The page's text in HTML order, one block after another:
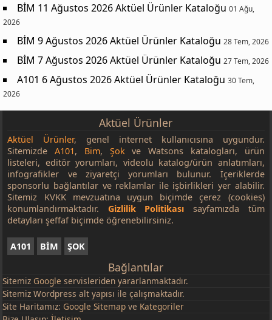
BİM 11 Ağustos 2026 Aktüel Ürünler Kataloğu 01 Ağu,
2026
BİM 9 Ağustos 2026 Aktüel Ürünler Kataloğu 28 Tem, 2026
BİM 7 Ağustos 2026 Aktüel Ürünler Kataloğu 27 Tem, 2026
A101 6 Ağustos 2026 Aktüel Ürünler Kataloğu 30 Tem,
2026
Aktüel Ürünler
Aktüel Ürünler, genel internet kullanıcısına uygundur.
SitemizdeA101, Bim, Şokve Watsons katalogları, ürün
listeleri, editör yorumları, videolu katalog/ürün anlatımları,
infografikler ve ziyaretçi yorumları bulunur. İçeriklerde
sponsorlu bağlantılar ve reklamlar ile işbirlikleri yer alabilir.
Sitemiz KVKK mevzuatına uygun biçimde çerez (cookies)
konumlandırmaktadır. Gizlilik Politikası sayfamızda tüm
detayları şeffaf biçimde öğrenebilirsiniz.
A101 BİM ŞOK
Bağlantılar
Sitemiz Google servisleriden yararlanmaktadır.
Sitemiz Wordpress alt yapısı ile çalışmaktadır.
Site Haritamız: Google Sitemap ve Kategoriler